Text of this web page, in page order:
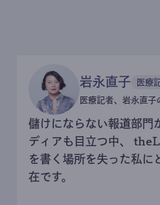
岩永直子 医療
医療記者、岩永直子
儲けにならない報道部門
ディアも目立つ中、
を書く場所を失った私に
在です。